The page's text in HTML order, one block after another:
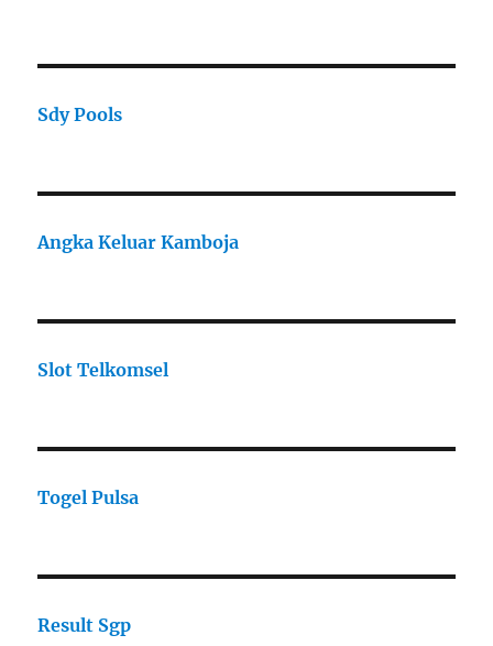
Sdy Pools
Angka Keluar Kamboja
Slot Telkomsel
Togel Pulsa
Result Sgp